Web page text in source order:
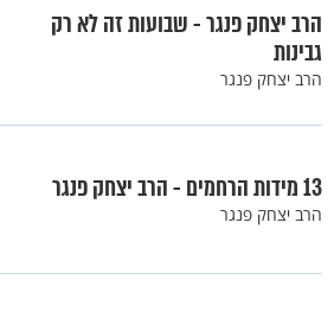
הרב יצחק פנגר - שבועות זה לא רק
גבינות
הרב יצחק פנגר
13 מידות הרחמים - הרב יצחק פנגר
הרב יצחק פנגר